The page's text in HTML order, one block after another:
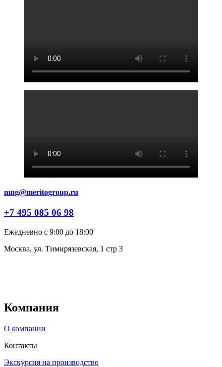
mng@meritogroup.ru
+7 495 085 06 98
Ежедневно с 9:00 до 18:00
Москва, ул. Тимирязевская, 1 стр 3
Компания
О компании
Контакты
Экскурсия на производство